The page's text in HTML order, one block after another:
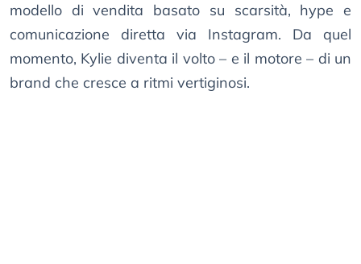
modello di vendita basato su scarsità, hype e
comunicazione diretta via Instagram. Da quel
momento, Kylie diventa il volto – e il motore – di un
brand che cresce a ritmi vertiginosi.